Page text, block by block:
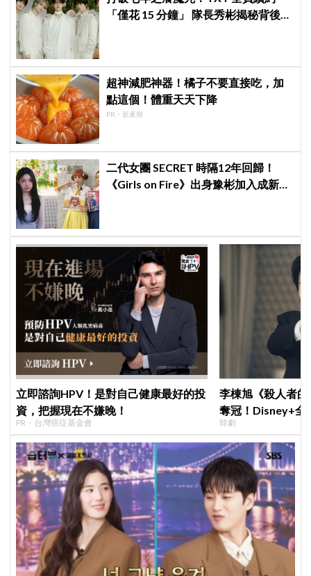
「僅花 15 分鐘」 隊長秀彬揭秘背後原
超神減肥神器！橘子不要直接吃，加
點這個！體重天天下降
PR・新素簡
二代女團 SECRET 時隔12年回歸！
《Girls on Fire》出身豫彬加入成新成
立即諮詢HPV！是對自己健康最好的投
資，把握現在不嫌晚！
PR・台灣癌症基金會
李棟旭《殺人者
奪冠！Disney+全
紀錄
韓劇